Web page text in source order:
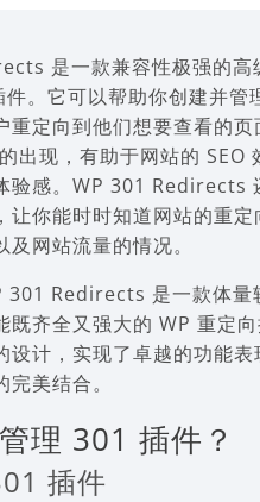
是一款兼容性极强的高
。它可以帮助你创建并管
重定向到他们想要查看的页
出现，有助于网站的 SEO
验感。WP 301 Redirects
让你能时时知道网站的重定
网站流量的情况。
301 Redirects 是一款体量
既齐全又强大的 WP 重定
设计，实现了卓越的功能表
美结合。
理 301 插件？
插件